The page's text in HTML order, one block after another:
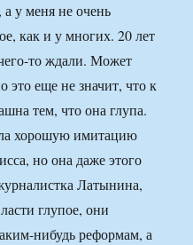
а у меня не очень
как и у многих. 20 лет
то ждали. Может
это еще не значит, что к
тем, что она глупа.
хорошую имитацию
но она даже этого
Латынина,
глупое, они
нибудь реформам, а